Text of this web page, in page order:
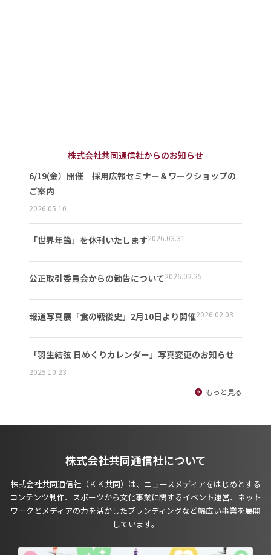
株式会社共同通信社からのお知らせ
6/19(金）開催 採用広報セミナー＆ワークショップの
ご案内
2026.05.10
「世界年鑑」を休刊いたします2026.03.31
公正取引委員会からの勧告について2026.02.25
報道写真展「食の戦後史」2月10日より開催2026.02.03
「羽生結弦 日めくりカレンダー」写真変更のお知らせ
2025.10.23
もっと見る
株式会社共同通信社について
株式会社共同通信社（ＫＫ共同）は、ニュースメディアをはじめとする
コンテンツ制作、スポーツから文化事業に関するイベント運営、ネット
ワークとメディアの力を活かしたブランディングなど幅広い事業を展開
しています。